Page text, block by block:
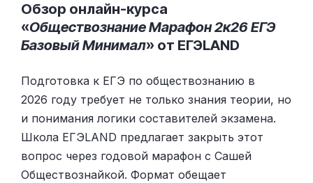
Обзор онлайн-курса
«Обществознание Марафон 2к26 ЕГЭ
Базовый Минимал» от ЕГЭLAND
Подготовка к ЕГЭ по обществознанию в
2026 году требует не только знания теории, но
и понимания логики составителей экзамена.
Школа ЕГЭLAND предлагает закрыть этот
вопрос через годовой марафон с Сашей
Обществознайкой. Формат обещает